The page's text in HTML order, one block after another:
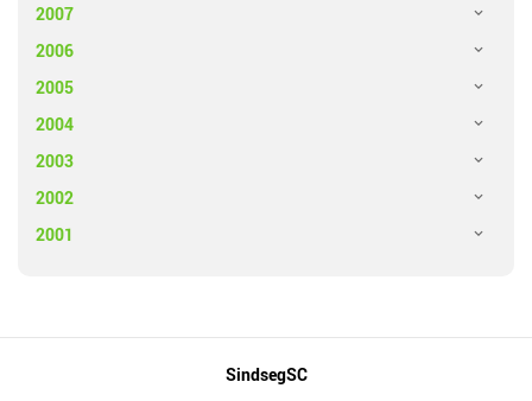
2007
2006
2005
2004
2003
2002
2001
SindsegSC